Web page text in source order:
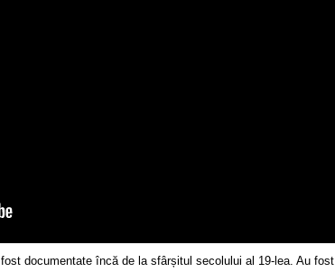
documentate încă de la sfârșitul secolului al 19-lea. Au fost